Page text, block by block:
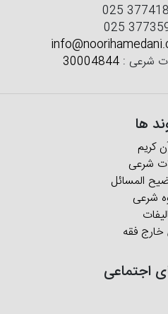
025
025
شرعی : 30004844
ها
کریم
شرعی
المسائل
شرعی
فقه
اجتماعی